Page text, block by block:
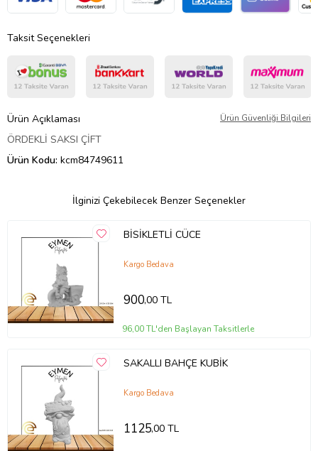
Taksit Seçenekleri
Ürün Açıklaması Ürün Güvenliği Bilgileri
ÖRDEKLİ SAKSI ÇİFT
Ürün Kodu: kcm84749611
İlginizi Çekebilecek Benzer Seçenekler
BİSİKLETLİ CÜCE
Kargo Bedava
900,00 TL
96,00 TL'den Başlayan Taksitlerle
SAKALLI BAHÇE KUBİK
Kargo Bedava
1125,00 TL